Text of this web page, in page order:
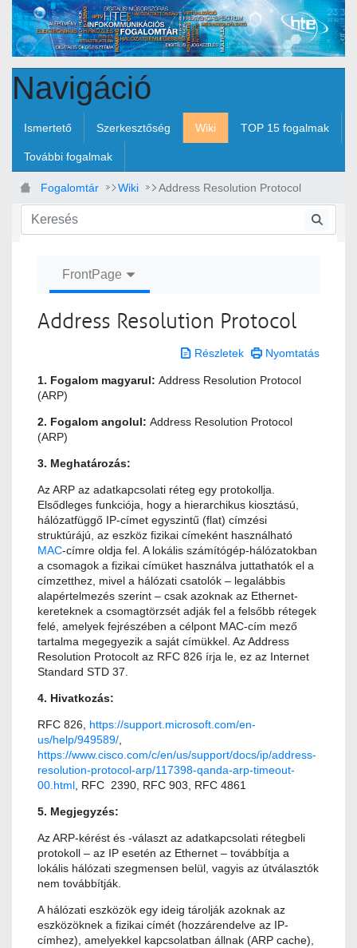
Ugrás a fő tartalomhoz
Navigáció
Ismertető Szerkesztőség Wiki TOP 15 fogalmak
További fogalmak
Fogalomtár Wiki Address Resolution Protocol
FrontPage
Address Resolution Protocol
Részletek Nyomtatás
1. Fogalom magyarul: Address Resolution Protocol
(ARP)
2. Fogalom angolul: Address Resolution Protocol
(ARP)
3. Meghatározás:
Az ARP az adatkapcsolati réteg egy protokollja.
Elsődleges funkciója, hogy a hierarchikus kiosztású,
hálózatfüggő IP-címet egyszintű (flat) címzési
struktúrájú, az eszköz fizikai címeként használható
MAC-címre oldja fel. A lokális számítógép-hálózatokban
a csomagok a fizikai címüket használva juttathatók el a
címzetthez, mivel a hálózati csatolók – legalábbis
alapértelmezés szerint – csak azoknak az Ethernet-
kereteknek a csomagtörzsét adják fel a felsőbb rétegek
felé, amelyek fejrészében a célpont MAC-cím mező
tartalma megegyezik a saját címükkel. Az Address
Resolution Protocolt az RFC 826 írja le, ez az Internet
Standard STD 37.
4. Hivatkozás:
RFC 826, https://support.microsoft.com/en-
us/help/949589/
https://www.cisco.com/c/en/us/support/docs/ip/address-
resolution-protocol-arp/117398-qanda-arp-timeout-
00.html , RFC 2390, RFC 903, RFC 4861
5. Megjegyzés:
Az ARP-kérést és -választ az adatkapcsolati rétegbeli
protokoll – az IP esetén az Ethernet – továbbítja a
lokális hálózati szegmensen belül, vagyis az útválasztók
nem továbbítják.
A hálózati eszközök egy ideig tárolják azoknak az
eszközöknek a fizikai címét (hozzárendelve az IP-
címhez), amelyekkel kapcsolatban állnak (ARP cache),